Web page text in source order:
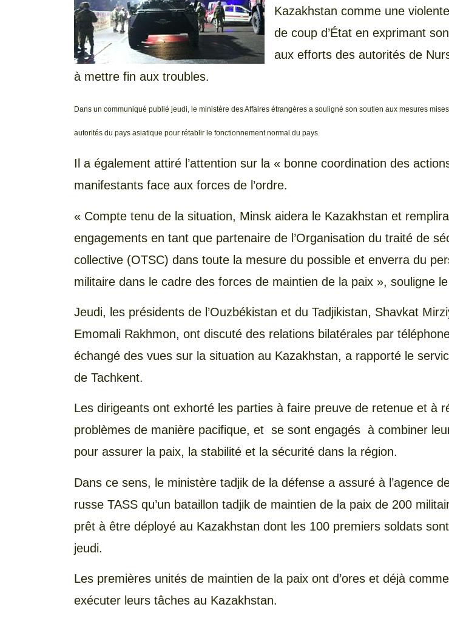
Kazakhstan comme une
de coup d’État en exprimant
aux efforts des autorités de
à mettre fin aux troubles.
Dans un communiqué publié jeudi, le ministère des Affaires étrangères a souligné son soutien aux mesures
autorités du pays asiatique pour rétablir le fonctionnement normal du pays.
Il a également attiré l’attention sur la « bonne coordination des
manifestants face aux forces de l’ordre.
« Compte tenu de la situation, Minsk aidera le Kazakhstan et
engagements en tant que partenaire de l’Organisation du traité de
collective (OTSC) dans toute la mesure du possible et enverra du
militaire dans le cadre des forces de maintien de la paix », souligne
Jeudi, les présidents de l’Ouzbékistan et du Tadjikistan, Shavkat
Emomali Rakhmon, ont discuté des relations bilatérales par
échangé des vues sur la situation au Kazakhstan, a rapporté le
de Tachkent.
Les dirigeants ont exhorté les parties à faire preuve de retenue et à
problèmes de manière pacifique, et se sont engagés à combiner
pour assurer la paix, la stabilité et la sécurité dans la région.
Dans ce sens, le ministère tadjik de la défense a assuré à l’agence
russe TASS qu’un bataillon tadjik de maintien de la paix de 200
prêt à être déployé au Kazakhstan dont les 100 premiers soldats
jeudi.
Les premières unités de maintien de la paix ont d’ores et déjà
exécuter leurs tâches au Kazakhstan.